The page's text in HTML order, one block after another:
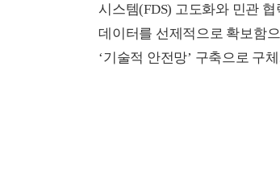
시스템(FDS) 고도화와 민관
데이터를 선제적으로 확보함
‘기술적 안전망’ 구축으로 구